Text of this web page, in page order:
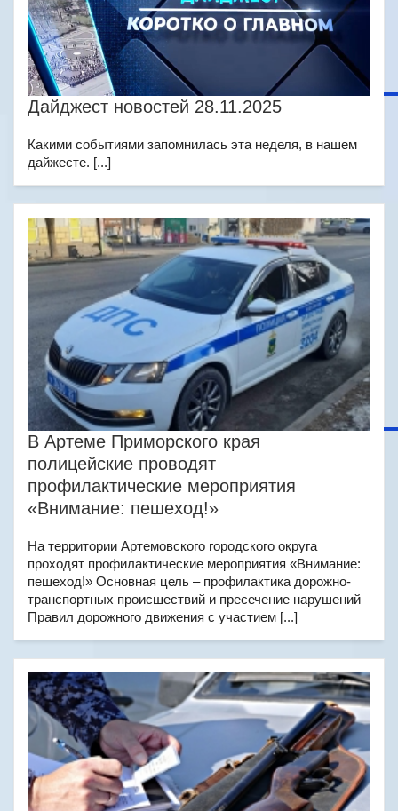
Дайджест новостей 28.11.2025
Какими событиями запомнилась эта неделя, в нашем
дайжесте. [...]
В Артеме Приморского края
полицейские проводят
профилактические мероприятия
«Внимание: пешеход!»
На территории Артемовского городского округа
проходят профилактические мероприятия «Внимание:
пешеход!» Основная цель – профилактика дорожно-
транспортных происшествий и пресечение нарушений
Правил дорожного движения с участием [...]